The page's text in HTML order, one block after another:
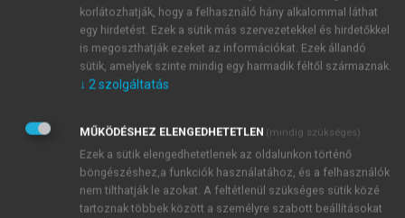
garanciáját nyújtja amellett, hogy a művek számára olyan
mértékű hozzáférhetőséget és olvasottságot biztosít,
amilyen a nyomtatott könyvek esetében elképzelhetetlen
Mi a MeRSZ?
Mit kínálunk szerzőinknek? sort
korlátozhatják, hogy a felhasználó hány alkalommal láthat
egy hirdetést. Ezek a sütik más szervezetekkel és hirdetőkkel
is megoszthatják ezeket az információkat. Ezek állandó
sütik, amelyek szinte mindig egy harmadik féltől származnak.
↓ 2 szolgáltatás
MŰKÖDÉSHEZ ELENGEDHETETLEN (mindig szükséges)
Ezek a sütik elengedhetetlenek az oldalunkon történő
böngészéshez,a funkciók használatához, és a felhasználók
nem tilthatják le azokat. A feltétlenül szükséges sütik közé
tartoznak többek között a személyre szabott beállításokat